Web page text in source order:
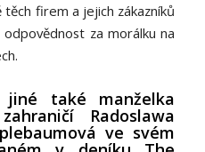
firem a jejich zákazníků
za morálku na
také manželka
Radoslawa
ve svém